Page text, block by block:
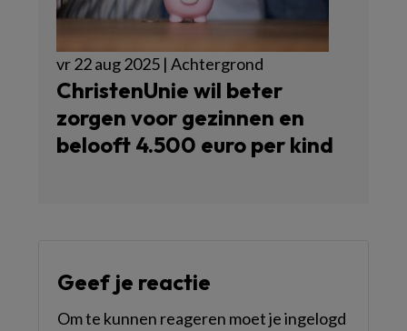
vr 22 aug 2025 | Achtergrond
ChristenUnie wil beter
zorgen voor gezinnen en
belooft 4.500 euro per kind
Geef je reactie
Om te kunnen reageren moet je ingelogd